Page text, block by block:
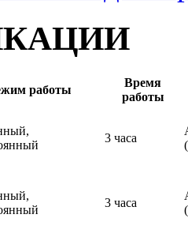
работы
Время
работы
3 часа
3 часа